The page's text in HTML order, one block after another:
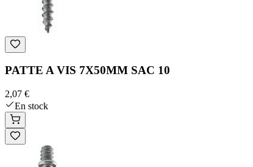
PATTE A VIS 7X50MM SAC 10
2,07 €
En stock